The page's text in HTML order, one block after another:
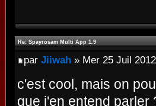
Re: Spayrosam Multi App 1.9
par Jiiwah » Mer 25 Juil
c'est cool, mais on
que j'en entend parler